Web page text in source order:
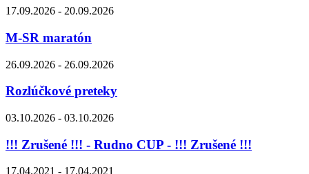
17.09.2026 - 20.09.2026
M-SR maratón
26.09.2026 - 26.09.2026
Rozlúčkové preteky
03.10.2026 - 03.10.2026
!!! Zrušené !!! - Rudno CUP - !!! Zrušené !!!
17.04.2021 - 17.04.2021